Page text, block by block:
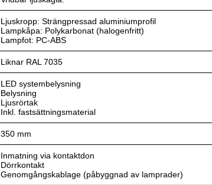
Ljuskropp: Strängpressad aluminiumprofil
Lampkåpa: Polykarbonat (halogenfritt)
Lampfot: PC-ABS
Liknar RAL 7035
LED systembelysning
Belysning
Ljusrörtak
Inkl. fastsättningsmaterial
350 mm
Inmatning via kontaktdon
Dörrkontakt
Genomgångskablage (påbyggnad av lamprader)